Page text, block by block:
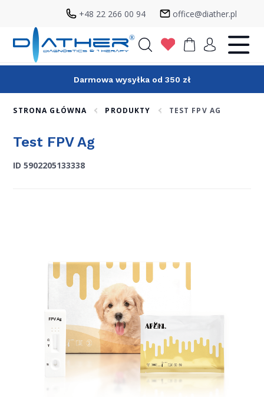
+48 22 266 00 94 office@diather.pl
Darmowa wysyłka od 350 zł
STRONA GŁÓWNA PRODUKTY TEST FPV AG
Test FPV Ag
ID 5902205133338